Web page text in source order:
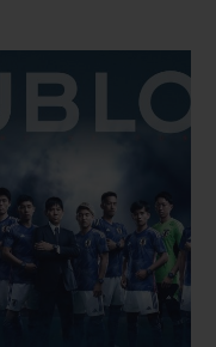
ESSENTIAL
ONLINE